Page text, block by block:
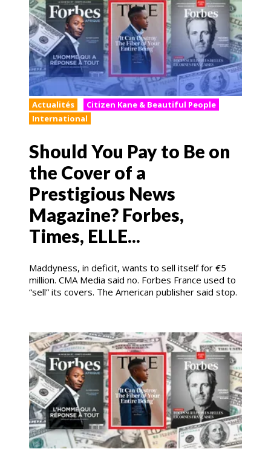
Actualités
Citizen Kane & Beautiful People
International
Should You Pay to Be on
the Cover of a
Prestigious News
Magazine? Forbes,
Times, ELLE...
Maddyness, in deficit, wants to sell itself for €5
million. CMA Media said no. Forbes France used to
“sell” its covers. The American publisher said stop.